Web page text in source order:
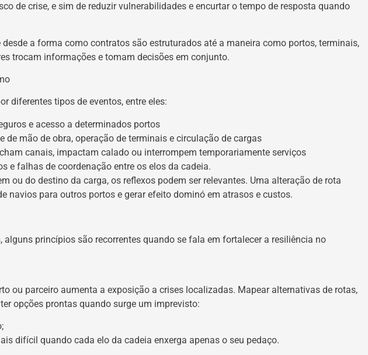
de crise, e sim de reduzir vulnerabilidades e encurtar o tempo de resposta quando
a forma como contratos são estruturados até a maneira como portos, terminais,
trocam informações e tomam decisões em conjunto.
diferentes tipos de eventos, entre eles:
e acesso a determinados portos
mão de obra, operação de terminais e circulação de cargas
canais, impactam calado ou interrompem temporariamente serviços
e falhas de coordenação entre os elos da cadeia.
ou do destino da carga, os reflexos podem ser relevantes. Uma alteração de rota
navios para outros portos e gerar efeito dominó em atrasos e custos.
princípios são recorrentes quando se fala em fortalecer a resiliência no
ou parceiro aumenta a exposição a crises localizadas. Mapear alternativas de rotas,
opções prontas quando surge um imprevisto:
difícil quando cada elo da cadeia enxerga apenas o seu pedaço.